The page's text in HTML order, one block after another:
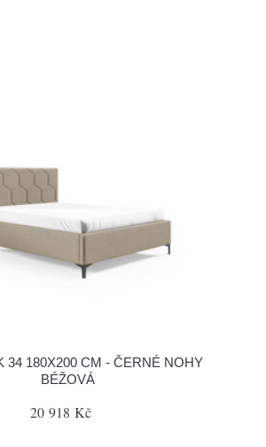
34 180X200 CM - ČERNÉ NOHY
BÉŽOVÁ
20 918 Kč